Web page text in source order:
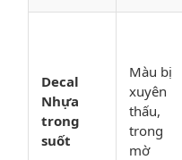
Decal
Nhựa
trong
suốt
Màu bị
xuyên
thấu,
trong
mờ